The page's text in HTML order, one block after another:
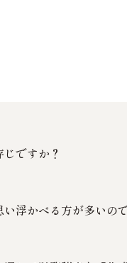
ですか？
浮かべる方が多いの